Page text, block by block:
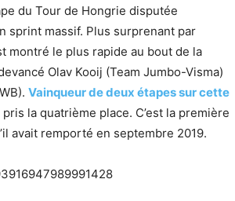
du Tour de Hongrie disputée
sprint massif. Plus surprenant par
montré le plus rapide au bout de la
Olav Kooij (Team Jumbo-Visma)
Vainqueur de deux étapes sur cette
la quatrième place. C’est la première
avait remporté en septembre 2019.